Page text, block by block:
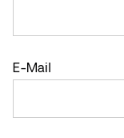
E-Mail